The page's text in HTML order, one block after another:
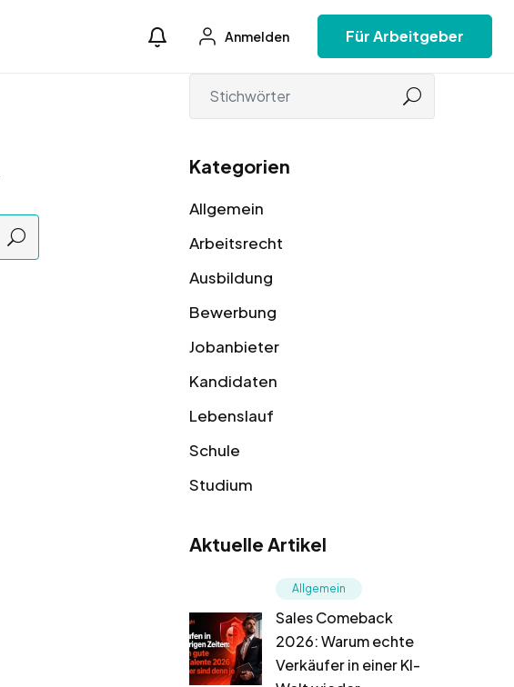
Anmelden Für Arbeitgeber
Kategorien
Allgemein
Arbeitsrecht
Ausbildung
Bewerbung
Jobanbieter
Kandidaten
Lebenslauf
Schule
Studium
Aktuelle Artikel
Allgemein
Sales Comeback
2026: Warum echte
Verkäufer in einer KI-